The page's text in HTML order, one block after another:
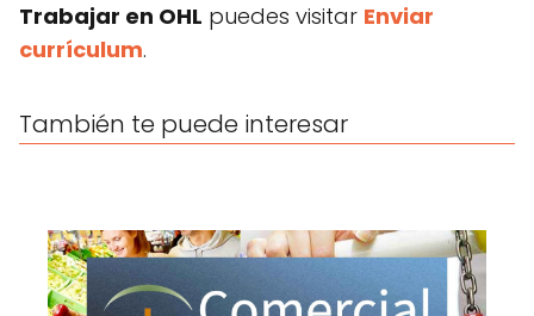
Trabajar en OHL puedes visitar Enviar
currículum.
También te puede interesar